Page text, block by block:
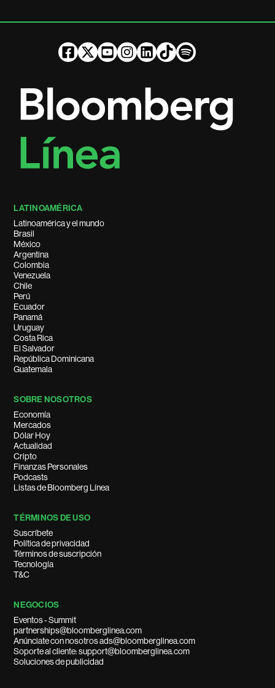
LATINOAMÉRICA
Latinoamérica y el mundo
Brasil
México
Argentina
Colombia
Venezuela
Chile
Perú
Ecuador
Panamá
Uruguay
Costa Rica
El Salvador
República Dominicana
Guatemala
SOBRE NOSOTROS
Economía
Mercados
Dólar Hoy
Actualidad
Cripto
Finanzas Personales
Podcasts
Listas de Bloomberg Línea
TÉRMINOS DE USO
Suscríbete
Política de privacidad
Términos de suscripción
Tecnología
T&C
NEGOCIOS
Eventos - Summit
partnerships@bloomberglinea.com
Anúnciate con nosotros ads@bloomberglinea.com
Soporte al cliente: support@bloomberglinea.com
Soluciones de publicidad